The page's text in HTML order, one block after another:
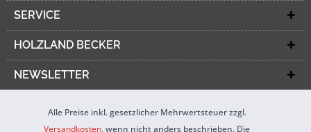
SERVICE
HOLZLAND BECKER
NEWSLETTER
Alle Preise inkl. gesetzlicher Mehrwertsteuer zzgl.
Versandkosten, wenn nicht anders beschrieben. Die